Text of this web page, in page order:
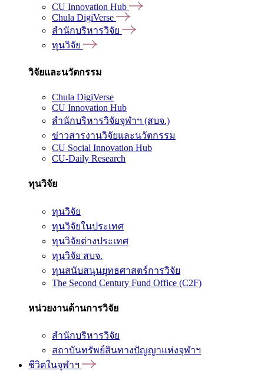
CU Innovation Hub
Chula DigiVerse
สำนักบริหารวิจัย
ทุนวิจัย
วิจัยและนวัตกรรม
Chula DigiVerse
CU Innovation Hub
สำนักบริหารวิจัยจุฬาฯ (สบจ.)
ข่าวสารงานวิจัยและนวัตกรรม
CU Social Innovation Hub
CU-Daily Research
ทุนวิจัย
ทุนวิจัย
ทุนวิจัยในประเทศ
ทุนวิจัยต่างประเทศ
ทุนวิจัย สบจ.
ทุนสนับสนุนยุทธศาสตร์การวิจัย
The Second Century Fund Office (C2F)
หน่วยงานด้านการวิจัย
สำนักบริหารวิจัย
สถาบันทรัพย์สินทางปัญญาแห่งจุฬาฯ
ชีวิตในจุฬาฯ